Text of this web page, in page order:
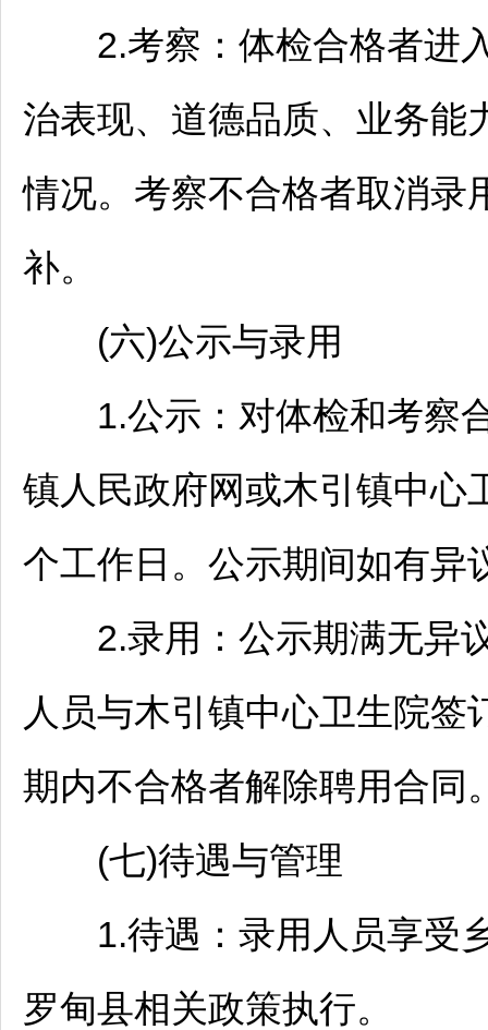
2.考察：体检合格者进入
治表现、道德品质、业务能
情况。考察不合格者取消录
补。
(六)公示与录用
1.公示：对体检和考察
镇人民政府网或木引镇中心
个工作日。公示期间如有异
2.录用：公示期满无异议
人员与木引镇中心卫生院
期内不合格者解除聘用合同
(七)待遇与管理
1.待遇：录用人员享受乡
罗甸县相关政策执行。